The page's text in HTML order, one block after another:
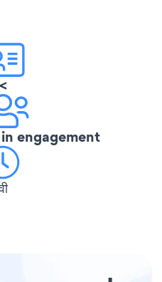
<
in engagement